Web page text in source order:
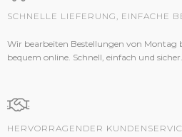
SCHNELLE LIEFERUNG, EINFACHE
Wir bearbeiten Bestellungen von Montag
bequem online. Schnell, einfach und sicher.
HERVORRAGENDER